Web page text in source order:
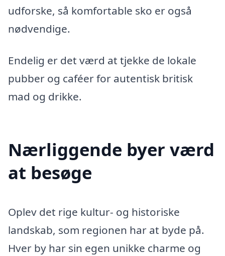
udforske, så komfortable sko er også
nødvendige.
Endelig er det værd at tjekke de lokale
pubber og caféer for autentisk britisk
mad og drikke.
Nærliggende byer værd
at besøge
Oplev det rige kultur- og historiske
landskab, som regionen har at byde på.
Hver by har sin egen unikke charme og